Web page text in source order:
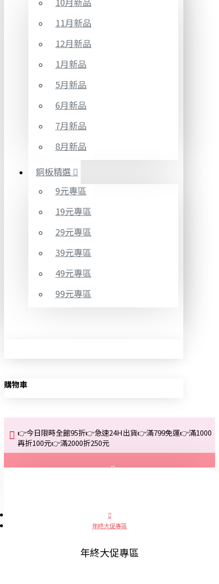
11月新品
12月新品
1月新品
5月新品
6月新品
7月新品
8月新品
銅板精選
9元專區
19元專區
29元專區
39元專區
49元專區
99元專區
購物車
👉今日限時全館95折👉急速24H出貨👉滿799免運👉滿1000
再折100元👉滿2000折250元
年終大促專區
年終大促專區